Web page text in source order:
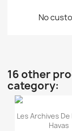
No
16 other
category:
Quick
Les Archives De
Havas